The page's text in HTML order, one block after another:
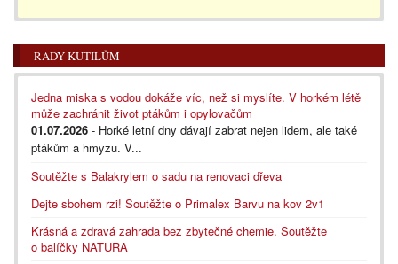
RADY KUTILŮM
Jedna miska s vodou dokáže víc, než si myslíte. V horkém létě
může zachránit život ptákům i opylovačům
01.07.2026 - Horké letní dny dávají zabrat nejen lidem, ale také
ptákům a hmyzu. V...
Soutěžte s Balakrylem o sadu na renovaci dřeva
Dejte sbohem rzi! Soutěžte o Primalex Barvu na kov 2v1
Krásná a zdravá zahrada bez zbytečné chemie. Soutěžte
o balíčky NATURA